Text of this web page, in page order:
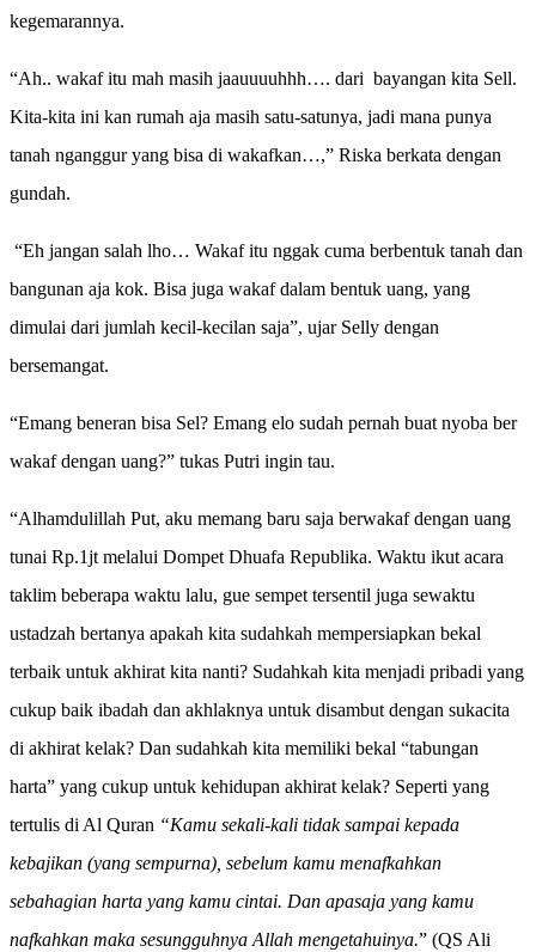
kegemarannya.
“Ah.. wakaf itu mah masih jaauuuuhhh…. dari bayangan kita Sell.
Kita-kita ini kan rumah aja masih satu-satunya, jadi mana punya
tanah nganggur yang bisa di wakafkan…,” Riska berkata dengan
gundah.
“Eh jangan salah lho… Wakaf itu nggak cuma berbentuk tanah dan
bangunan aja kok. Bisa juga wakaf dalam bentuk uang, yang
dimulai dari jumlah kecil-kecilan saja”, ujar Selly dengan
bersemangat.
“Emang beneran bisa Sel? Emang elo sudah pernah buat nyoba ber
wakaf dengan uang?” tukas Putri ingin tau.
“Alhamdulillah Put, aku memang baru saja berwakaf dengan uang
tunai Rp.1jt melalui Dompet Dhuafa Republika. Waktu ikut acara
taklim beberapa waktu lalu, gue sempet tersentil juga sewaktu
ustadzah bertanya apakah kita sudahkah mempersiapkan bekal
terbaik untuk akhirat kita nanti? Sudahkah kita menjadi pribadi yang
cukup baik ibadah dan akhlaknya untuk disambut dengan sukacita
di akhirat kelak? Dan sudahkah kita memiliki bekal “tabungan
harta” yang cukup untuk kehidupan akhirat kelak? Seperti yang
tertulis di Al Quran “Kamu sekali-kali tidak sampai kepada
kebajikan (yang sempurna), sebelum kamu menafkahkan
sebahagian harta yang kamu cintai. Dan apasaja yang kamu
nafkahkan maka sesungguhnya Allah mengetahuinya.” (QS Ali